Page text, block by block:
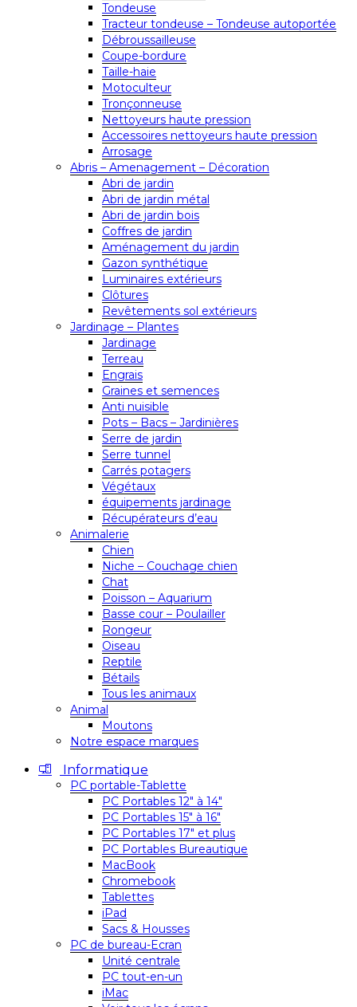
Tondeuse
Tracteur tondeuse – Tondeuse autoportée
Débroussailleuse
Coupe-bordure
Taille-haie
Motoculteur
Tronçonneuse
Nettoyeurs haute pression
Accessoires nettoyeurs haute pression
Arrosage
Abris – Amenagement – Décoration
Abri de jardin
Abri de jardin métal
Abri de jardin bois
Coffres de jardin
Aménagement du jardin
Gazon synthétique
Luminaires extérieurs
Clôtures
Revêtements sol extérieurs
Jardinage – Plantes
Jardinage
Terreau
Engrais
Graines et semences
Anti nuisible
Pots – Bacs – Jardinières
Serre de jardin
Serre tunnel
Carrés potagers
Végétaux
équipements jardinage
Récupérateurs d’eau
Animalerie
Chien
Niche – Couchage chien
Chat
Poisson – Aquarium
Basse cour – Poulailler
Rongeur
Oiseau
Reptile
Bétails
Tous les animaux
Animal
Moutons
Notre espace marques
Informatique
PC portable-Tablette
PC Portables 12″ à 14″
PC Portables 15″ à 16″
PC Portables 17″ et plus
PC Portables Bureautique
MacBook
Chromebook
Tablettes
iPad
Sacs & Housses
PC de bureau-Ecran
Unité centrale
PC tout-en-un
iMac